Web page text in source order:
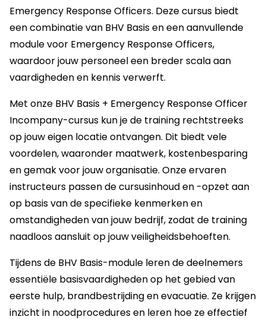
Emergency Response Officers. Deze cursus biedt
een combinatie van BHV Basis en een aanvullende
module voor Emergency Response Officers,
waardoor jouw personeel een breder scala aan
vaardigheden en kennis verwerft.
Met onze BHV Basis + Emergency Response Officer
Incompany-cursus kun je de training rechtstreeks
op jouw eigen locatie ontvangen. Dit biedt vele
voordelen, waaronder maatwerk, kostenbesparing
en gemak voor jouw organisatie. Onze ervaren
instructeurs passen de cursusinhoud en -opzet aan
op basis van de specifieke kenmerken en
omstandigheden van jouw bedrijf, zodat de training
naadloos aansluit op jouw veiligheidsbehoeften.
Tijdens de BHV Basis-module leren de deelnemers
essentiële basisvaardigheden op het gebied van
eerste hulp, brandbestrijding en evacuatie. Ze krijgen
inzicht in noodprocedures en leren hoe ze effectief